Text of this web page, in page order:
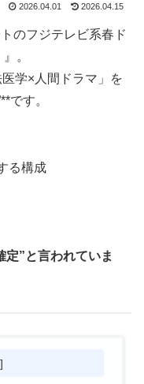
2026.04.01 2026.04.15
のフジテレビ系春ド
。
学×人間ドラマ」を
です。
る構成
定”と言われていま